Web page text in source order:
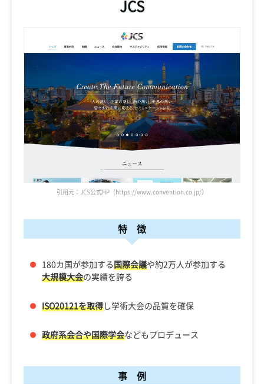
JCS
引用元：JCS公式HP（https://www.convention.co.jp/）
特 徴
180カ国が参加する国際会議や約2万人が参加する
大規模大会の実績を誇る
ISO20121を取得し学術大会の品質を確保
政府系会合や国際学会などもプロデュース
事 例